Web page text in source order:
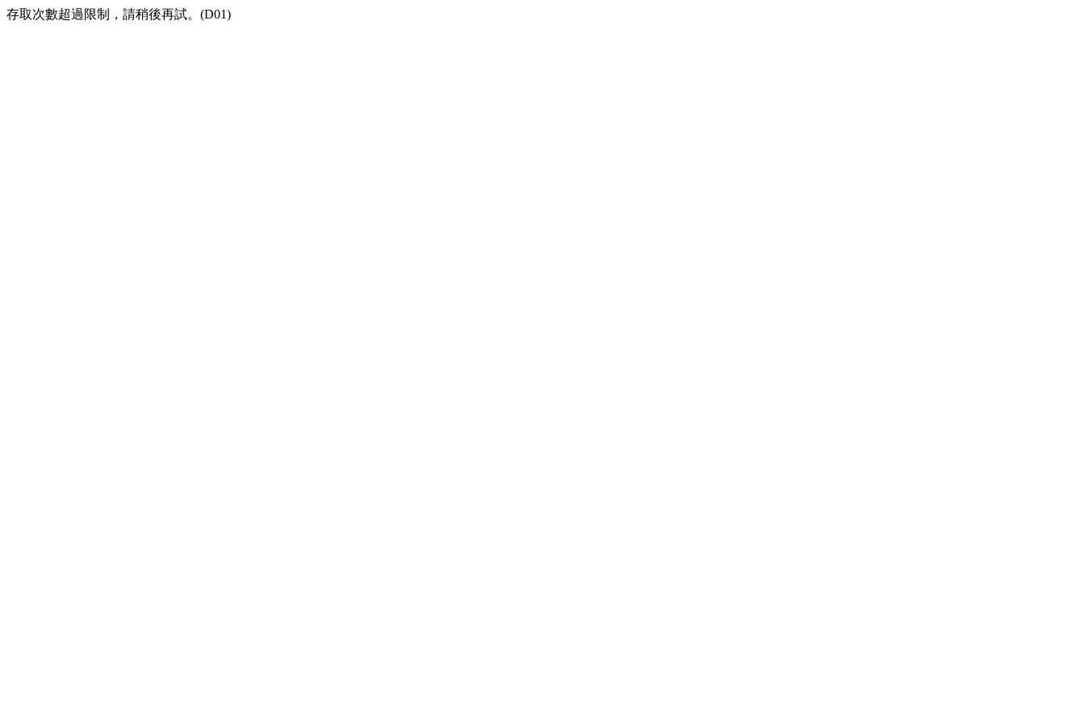
存取次數超過限制，請稍後再試。(D01)